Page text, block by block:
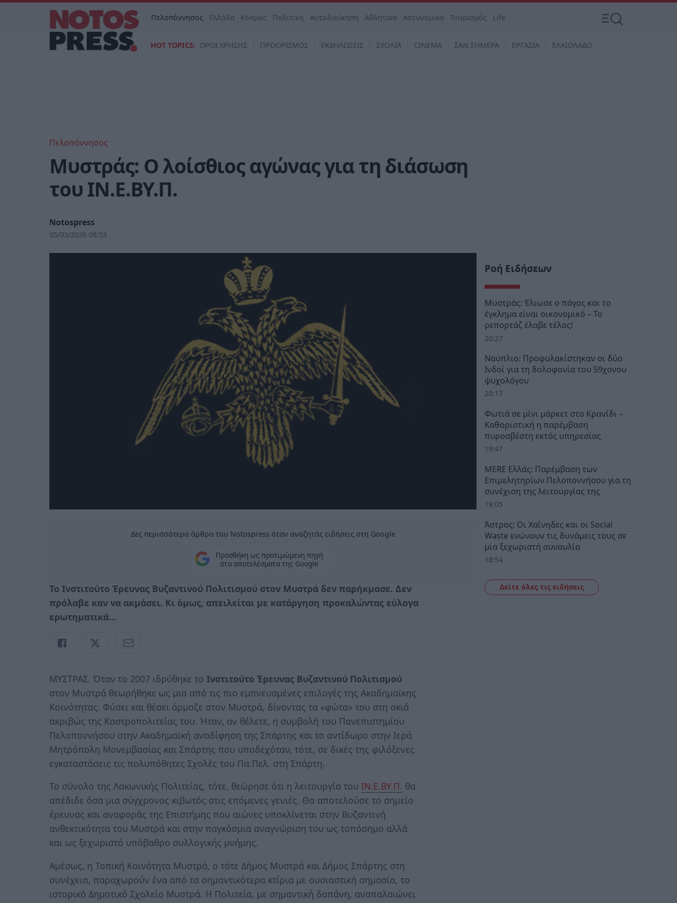
Πελοπόννησος Ελλάδα Κόσμος Πολιτική Αυτοδιοίκηση Αθλητικά Αστυνομικά Τουρισμός Life
HOT TOPICS: ΟΡΟΙ ΧΡΗΣΗΣ ΠΡΟΟΡΙΣΜΟΣ ΕΚΔΗΛΩΣΕΙΣ ΣΧΟΛΙΑ CINEMA ΣΑΝ ΣΗΜΕΡΑ ΕΡΓΑΣΙΑ ΕΛΑΙΟΛΑΔΟ
Πελοπόννησος
Μυστράς: Ο λοίσθιος αγώνας για τη διάσωση
του ΙΝ.Ε.ΒΥ.Π.
Notospress
05/03/2026 08:53
Δες περισσότερα άρθρα του Notospress όταν αναζητάς ειδήσεις στη Google
Προσθήκη ως προτιμώμενη πηγή
στα αποτελέσματα της Google
Το Ινστιτούτο Έρευνας Βυζαντινού Πολιτισμού στον Μυστρά δεν παρήκμασε. Δεν
πρόλαβε καν να ακμάσει. Κι όμως, απειλείται με κατάργηση προκαλώντας εύλογα
ερωτηματικά…
ΜΥΣΤΡΑΣ. Όταν το 2007 ιδρύθηκε το Ινστιτούτο Έρευνας Βυζαντινού Πολιτισμού
στον Μυστρά θεωρήθηκε ως μια από τις πιο εμπνευσμένες επιλογές της Ακαδημαϊκης
Κοινότητας. Φύσει και θέσει άρμοζε στον Μυστρά, δίνοντας τα «φώτα» του στη σκιά
ακριβώς της Καστροπολιτείας του. Ήταν, αν θέλετε, η συμβολή του Πανεπιστημίου
Πελοποννήσου στην Ακαδημαϊκή αναδίφηση της Σπάρτης και το αντίδωρο στην Ιερά
Μητρόπολη Μονεμβασίας και Σπάρτης που υποδεχόταν, τότε, σε δικές της φιλόξενες
εγκαταστάσεις τις πολυπόθητες Σχολές του Πα.Πελ. στη Σπάρτη.
Το σύνολο της Λακωνικής Πολιτείας, τότε, θεώρησε ότι η λειτουργία του ΙΝ.Ε.ΒΥ.Π. θα
απέδιδε όσα μια σύγχρονος κιβωτός στις επόμενες γενιές. Θα αποτελούσε το σημείο
έρευνας και αναφοράς της Επιστήμης που αιώνες υποκλίνεται στην Βυζαντινή
ανθεκτικότητα του Μυστρά και στην παγκόσμια αναγνώριση του ως τοπόσημο αλλά
και ως ξεχωριστό υπόβαθρο συλλογικής μνήμης.
Αμέσως, η Τοπική Κοινότητα Μυστρά, ο τότε Δήμος Μυστρά και Δήμος Σπάρτης στη
συνέχεια, παραχωρούν ένα από τα σημαντικότερα κτίρια με ουσιαστική σημασία, το
ιστορικό Δημοτικό Σχολείο Μυστρά. Η Πολιτεία, με σημαντική δαπάνη, αναπαλαιώνει
Ροή Ειδήσεων
Μυστράς: Έλιωσε ο πάγος και το
έγκλημα είναι οικονομικό – Το
ρεπορτάζ έλαβε τέλος!
20:27
Ναύπλιο: Προφυλακίστηκαν οι δύο
Ινδοί για τη δολοφονία του 59χονου
ψυχολόγου
20:17
Φωτιά σε μίνι μάρκετ στο Κρανίδι –
Καθοριστική η παρέμβαση
πυροσβέστη εκτός υπηρεσίας
19:47
MERE Ελλάς: Παρέμβαση των
Επιμελητηρίων Πελοποννήσου για τη
συνέχιση της λειτουργίας της
19:05
Άστρος: Οι Χαΐνηδες και οι Social
Waste ενώνουν τις δυνάμεις τους σε
μία ξεχωριστή συναυλία
18:54
Δείτε όλες τις ειδήσεις